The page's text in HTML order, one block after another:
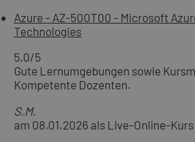
Azure - AZ-500T00 - Microsoft
Technologies
5,0/5
Gute Lernumgebungen sowie
Kompetente Dozenten.
S.M.
am 08.01.2026 als Live-Online-Kurs